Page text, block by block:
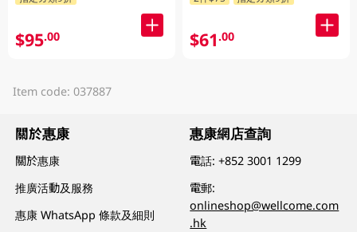
$95.00 $61.00
Item code: 037887
關於惠康
關於惠康
推廣活動及服務
惠康 WhatsApp 條款及細則
惠康網店查詢
電話:+852 3001 1299
電郵:
onlineshop@wellcome.com
.hk